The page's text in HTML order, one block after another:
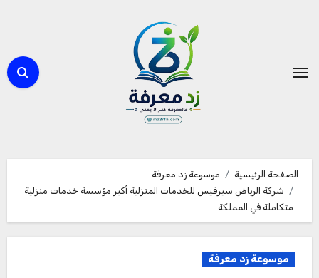
الصفحة الرئيسية
موسوعة زد معرفة
شركة الرياض سيرفيس للخدمات المنزلية أكبر مؤسسة خدمات منزلية
متكاملة في المملكة
موسوعة زد معرفة